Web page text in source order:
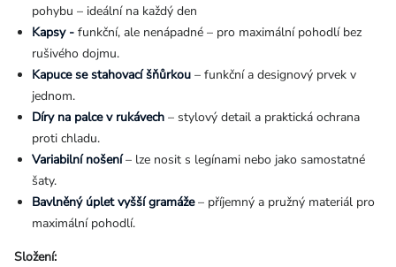
pohybu – ideální na každý den
Kapsy - funkční, ale nenápadné – pro maximální pohodlí bez
rušivého dojmu.
Kapuce se stahovací šňůrkou – funkční a designový prvek v
jednom.
Díry na palce v rukávech – stylový detail a praktická ochrana
proti chladu.
Variabilní nošení– lze nosit s legínami nebo jako samostatné
šaty.
Bavlněný úplet vyšší gramáže– příjemný a pružný materiál pro
maximální pohodlí.
Složení: